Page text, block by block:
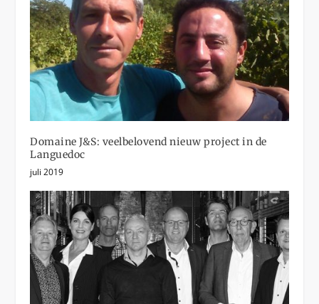
Domaine J&S: veelbelovend nieuw project in de
Languedoc
juli 2019